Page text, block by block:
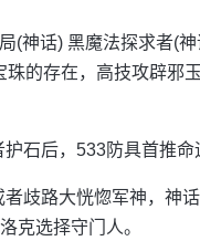
(神话) 黑魔法探求者(
的存在，高技攻辟邪
石后，533防具首推
歧路大恍惚军神，神
克选择守门人。